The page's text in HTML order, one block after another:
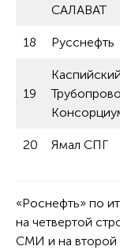
САЛАВАТ
18 Русснефть
19
Каспийский
20 Ямал СПГ
«Роснефть» по
на четвертой
СМИ и на второй